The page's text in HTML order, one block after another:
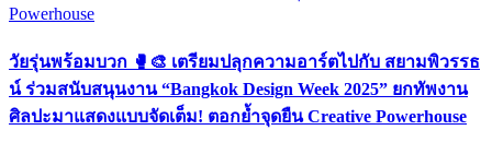
วัยรุ่นพร้อมบวก 🥊🎨 เตรียมปลุกความอาร์ตไปกับ สยามพิวรรธ
น์ ร่วมสนับสนุนงาน “Bangkok Design Week 2025” ยกทัพงาน
ศิลปะมาแสดงแบบจัดเต็ม! ตอกย้ำจุดยืน Creative Powerhouse